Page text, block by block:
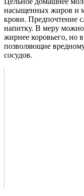
насыщенных жиров и
крови. Предпочтение
напитку. В меру можно
жирнее коровьего, но
позволяющие
сосудов.